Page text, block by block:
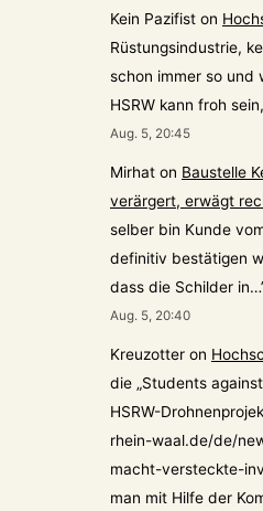
Kein Pazifist on
Rüstungsindustrie,
schon immer so und
HSRW kann froh
Aug. 5, 20:45
Mirhat on Baustelle
verärgert, erwägt
selber bin Kunde
definitiv bestätigen
dass die Schilder in…
Aug. 5, 20:40
Kreuzotter on
die „Students
HSRW-
rhein-waal.de/de/
macht-versteckte-
man mit Hilfe der